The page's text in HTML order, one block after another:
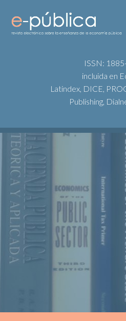
ISSN:
incluida en
Latindex, DICE,
Publishing,